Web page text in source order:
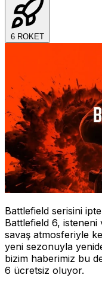
6 ROKET
Battlefield serisini
Battlefield 6,
savaş atmosferiyle
yeni sezonuyla
bizim haberimiz bu
6 ücretsiz oluyor.